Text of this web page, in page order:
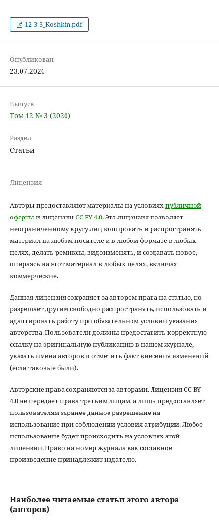
12-3-3_Koshkin.pdf
Опубликован
23.07.2020
Выпуск
Том 12 № 3 (2020)
Раздел
Статьи
Лицензия
Авторы предоставляют материалы на условияхпубличной
офертыи лицензииCC BY 4.0. Эта лицензия позволяет
неограниченному кругу лиц копировать и распространять
материал на любом носителе и в любом формате в любых
целях, делать ремиксы, видоизменять, и создавать новое,
опираясь на этот материал в любых целях, включая
коммерческие.
Данная лицензия сохраняет за автором права на статью, но
разрешает другим свободно распространять, использовать и
адаптировать работу при обязательном условии указания
авторства. Пользователи должны предоставить корректную
ссылку на оригинальную публикацию в нашем журнале,
указать имена авторов и отметить факт внесения изменений
(если таковые были).
Авторские права сохраняются за авторами. Лицензия CC BY
4.0 не передает права третьим лицам, а лишь предоставляет
пользователям заранее данное разрешение на
использование при соблюдении условия атрибуции. Любое
использование будет происходить на условиях этой
лицензии. Право на номер журнала как составное
произведение принадлежит издателю.
Наиболее читаемые статьи этого автора
(авторов)